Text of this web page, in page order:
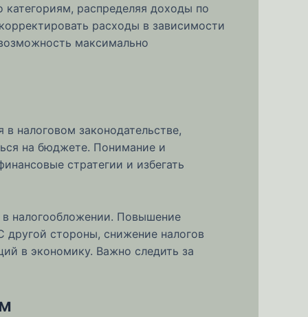
распределяя доходы по
расходы в зависимости
максимально
налоговом законодательстве,
на бюджете. Понимание и
стратегии и избегать
налогообложении. Повышение
стороны, снижение налогов
в экономику. Важно следить за